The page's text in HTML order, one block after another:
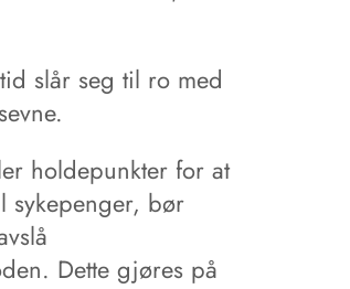
slår seg til ro med
holdepunkter for at
sykepenger, bør
Dette gjøres på